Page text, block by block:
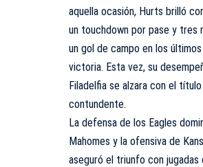
aquella ocasión, Hurts brilló
un touchdown por pase y tres
un gol de campo en los
victoria. Esta vez, su
Filadelfia se alzara con el
contundente.
La defensa de los Eagles
Mahomes y la ofensiva de
aseguró el triunfo con jugadas